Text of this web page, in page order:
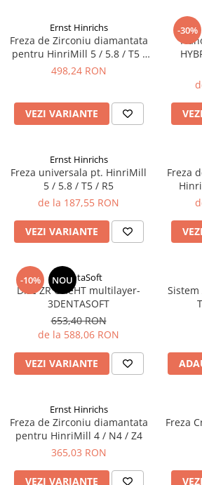
Disc PMMA Eldy Plus
Diverse
Soclatoare
Steamere
Ernst Hinrichs
Freza de Zirconiu diamantata
pentru HinriMill 5 / 5.8 / T5 /
R5
498,24 RON
VEZI VARIANTE
-30%
Ernst Hinrichs
Freza universala pt. HinriMill
5 / 5.8 / T5 / R5
de la 187,55 RON
VEZI VARIANTE
Freza
-10% NOU
3DentaSoft
Disc ZR OneHT multilayer-
3DENTASOFT
653,40 RON
de la 588,06 RON
VEZI VARIANTE
Ernst Hinrichs
Freza de Zirconiu diamantata
pentru HinriMill 4 / N4 / Z4
365,03 RON
VEZI VARIANTE
Freza